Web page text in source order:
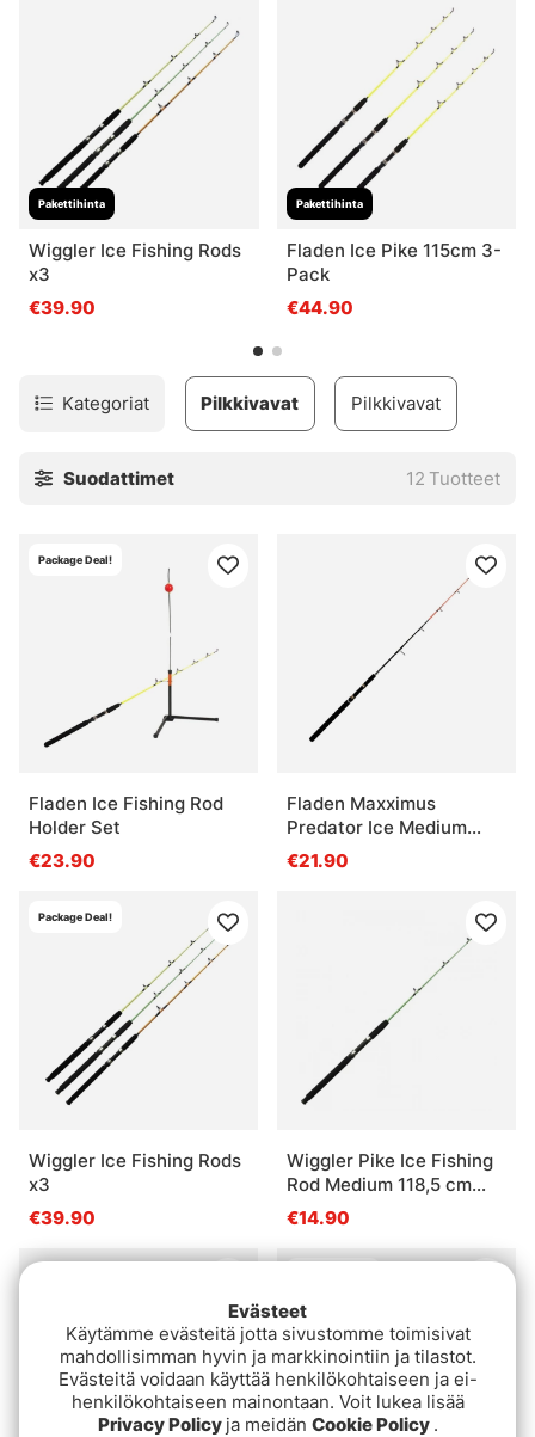
Pakettihinta
Wiggler Ice Fishing Rods
x3
€39.90
Pakettihinta
Fladen Ice Pike 115cm 3-
Pack
€44.90
Kategoriat Pilkkivavat
Pilkkivavat
Suodattimet 12 Tuotteet
Package Deal!
Fladen Ice Fishing Rod
Holder Set
€23.90
Fladen Maxximus
Predator Ice Medium
140cm
€21.90
Package Deal!
Wiggler Ice Fishing Rods
x3
€39.90
Wiggler Pike Ice Fishing
Rod Medium 118,5 cm
(green)
€14.90
Evästeet
Käytämme evästeitä jotta sivustomme toimisivat
mahdollisimman hyvin ja markkinointiin ja tilastot.
Evästeitä voidaan käyttää henkilökohtaiseen ja ei-
henkilökohtaiseen mainontaan. Voit lukea lisää
Privacy Policy ja meidän Cookie Policy .